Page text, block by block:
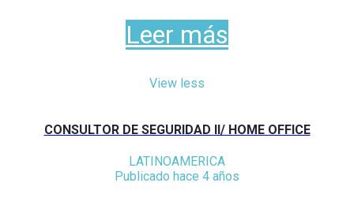
Leer más
View less
CONSULTOR DE SEGURIDAD II/ HOME OFFICE
LATINOAMERICA
Publicado hace 4 años